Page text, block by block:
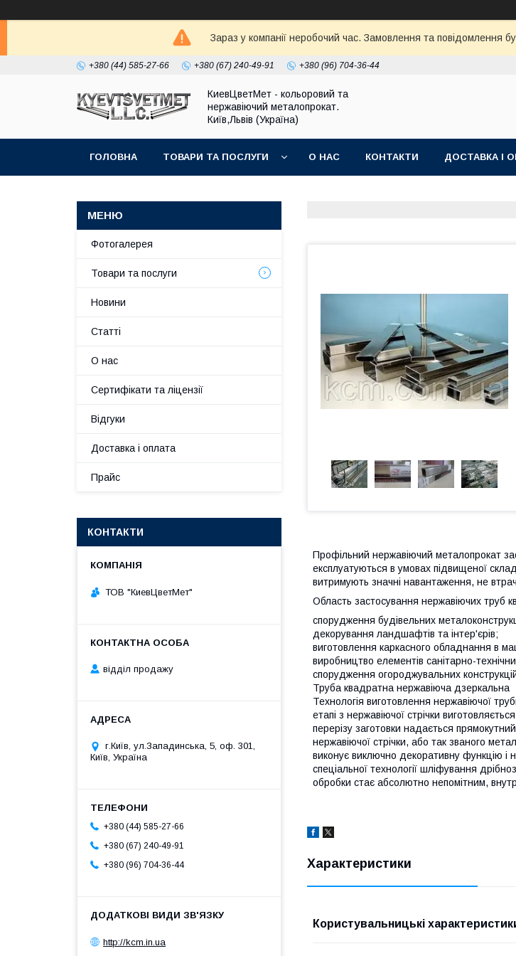
Зараз у компанії неробочий час. Замовлення та повідомлення
+380 (44) 585-27-66 +380 (67) 240-49-91 +380 (96) 704-36-44
КиевЦветМет - кольоровий та
нержавіючий металопрокат.
Київ,Львів (Україна)
ГОЛОВНА ТОВАРИ ТА ПОСЛУГИ О НАС КОНТАКТИ ДОСТАВКА І
Профільний нержавіючий металопрокат
експлуатуються в умовах підвищеної
витримують значні навантаження, не
Область застосування нержавіючих труб
спорудження будівельних
декорування ландшафтів та інтер'єрів;
виготовлення каркасного обладнання в
виробництво елементів санітарно-
спорудження огороджувальних
Труба квадратна нержавіюча дзеркальна
Технологія виготовлення нержавіючої
етапі з нержавіючої стрічки
перерізу заготовки надається
нержавіючої стрічки, або так званого
виконує виключно декоративну функцію і
спеціальної технології шліфування
обробки стає абсолютно непомітним,
Характеристики
Користувальницькі
Фотогалерея
Товари та послуги
Новини
Статті
О нас
Сертифікати та ліцензії
Відгуки
Доставка і оплата
Прайс
КОНТАКТИ
ТОВ "КиевЦветМет"
відділ продажу
г.Київ, ул.Западинська, 5, оф. 301,
Київ, Україна
+380 (44) 585-27-66
+380 (67) 240-49-91
+380 (96) 704-36-44
http://kcm.in.ua